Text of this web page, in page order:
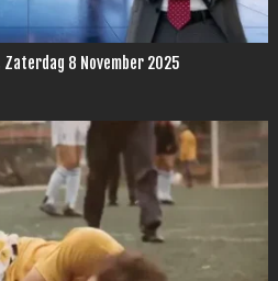
8 November 2025